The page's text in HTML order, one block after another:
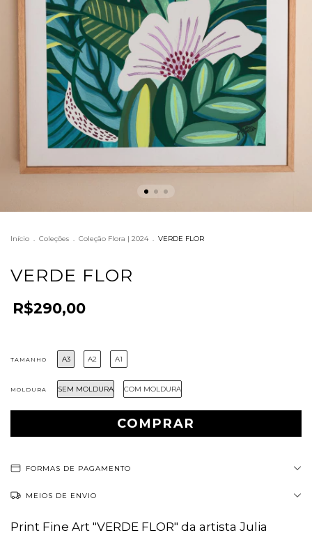
Início . Coleções . Coleção Flora | 2024 . VERDE FLOR
VERDE FLOR
R$290,00
TAMANHO A3 A2 A1
MOLDURA SEM MOLDURA COM MOLDURA
FORMAS DE PAGAMENTO
MEIOS DE ENVIO
Print Fine Art "VERDE FLOR" da artista Julia